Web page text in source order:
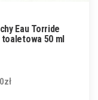
Eau Torride
toaletowa 50 ml
zł